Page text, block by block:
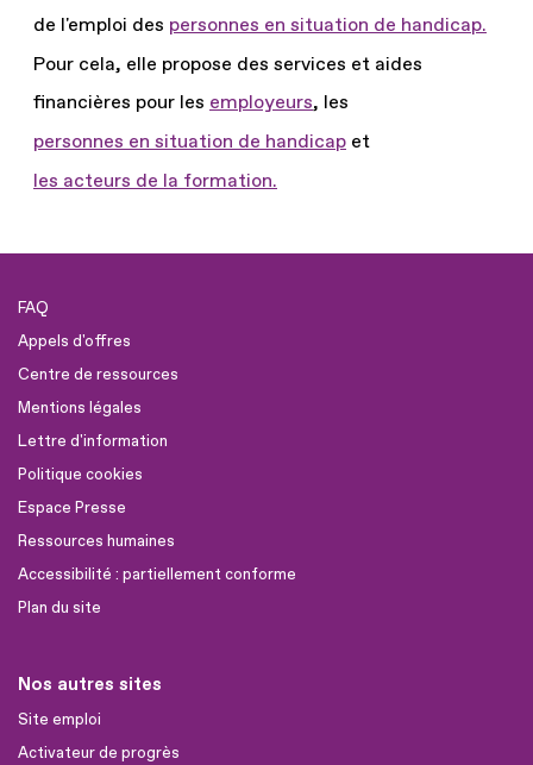
de l'emploi des personnes en situation de handicap.
Pour cela, elle propose des services et aides
financières pour les employeurs, les
personnes en situation de handicap et
les acteurs de la formation.
FAQ
Appels d'offres
Centre de ressources
Mentions légales
Lettre d'information
Politique cookies
Espace Presse
Ressources humaines
Accessibilité : partiellement conforme
Plan du site
Nos autres sites
Site emploi
Activateur de progrès